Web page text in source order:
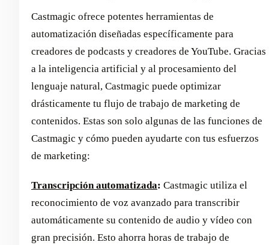
Castmagic ofrece potentes herramientas de
automatización diseñadas específicamente para
creadores de podcasts y creadores de YouTube. Gracias
a la inteligencia artificial y al procesamiento del
lenguaje natural, Castmagic puede optimizar
drásticamente tu flujo de trabajo de marketing de
contenidos. Estas son solo algunas de las funciones de
Castmagic y cómo pueden ayudarte con tus esfuerzos
de marketing:
Transcripción automatizada: Castmagic utiliza el
reconocimiento de voz avanzado para transcribir
automáticamente su contenido de audio y vídeo con
gran precisión. Esto ahorra horas de trabajo de